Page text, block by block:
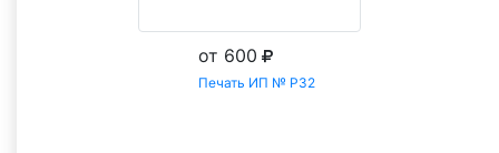
от 600
Печать ИП № Р32